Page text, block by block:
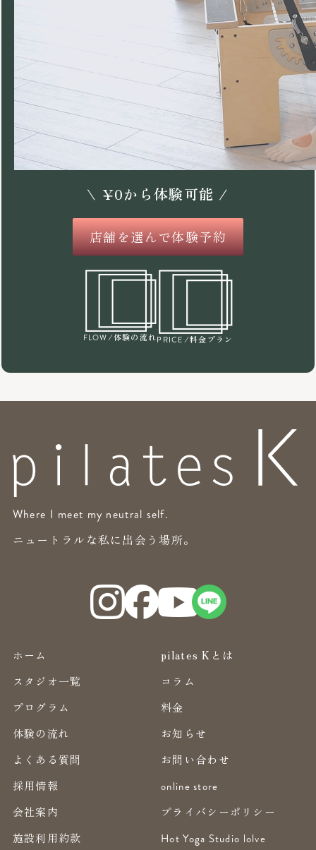
\ ¥0から体験可能 /
店舗を選んで体験予約
FLOW /体験の流れPRICE /料金プラン
Where I meet my neutral self.
ニュートラルな私に出会う場所。
ホーム
pilates Kとは
スタジオ一覧
コラム
プログラム
料金
体験の流れ
お知らせ
よくある質問
お問い合わせ
採用情報
online store
会社案内
プライバシーポリシー
施設利用約款
Hot Yoga Studio lolve